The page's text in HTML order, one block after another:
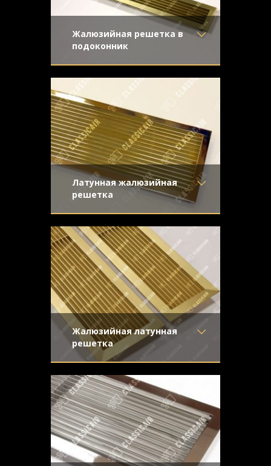
Жалюзийная решетка в
подоконник
Материал- Латунь
Отделка- Старение с
Узор-
Конструкция- Жалюзи
Латунная жалюзийная
решетка
Материал- Латунь
Отделка- Полированная
латунь
Узор-
Конструкция- Жалюзи
латуни для вентиляционного отверстия.
Жалюзи прямые, крепеж
Жалюзийная латунная
решетка
Материал- Латунь
Отделка- Шлифованная
латунь
Узор-
Конструкция- Жалюзи
производстве и обработке, что
превращает ее не только в изысканный